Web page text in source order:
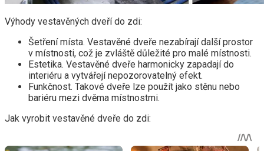
Výhody vestavěných dveří do zdi:
Šetření místa. Vestavěné dveře nezabírají další prostor
v místnosti, což je zvláště důležité pro malé místnosti.
Estetika. Vestavěné dveře harmonicky zapadají do
interiéru a vytvářejí nepozorovatelný efekt.
Funkčnost. Takové dveře lze použít jako stěnu nebo
bariéru mezi dvěma místnostmi.
Jak vyrobit vestavěné dveře do zdi: